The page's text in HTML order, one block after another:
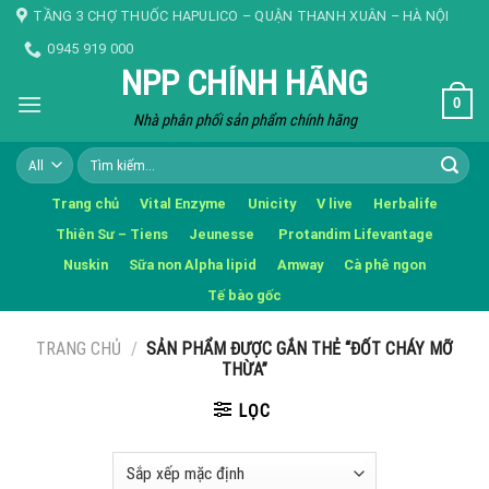
Skip TẦNG 3 CHỢ THUỐC HAPULICO – QUẬN THANH XUÂN – HÀ NỘI
0945 919 000
NPP CHÍNH HÃNG
Nhà phân phối sản phẩm chính hãng
0
Tìm
kiếm:
Trang chủ Vital Enzyme Unicity V live
Herbalife
Thiên Sư – Tiens
Jeunesse
Protandim Lifevantage
Nuskin
Sữa non Alpha lipid Amway
Cà phê ngon
Tế bào gốc
TRANG CHỦ / SẢN PHẨM ĐƯỢC GẮN THẺ “ĐỐT CHÁY MỠ
THỪA”
LỌC